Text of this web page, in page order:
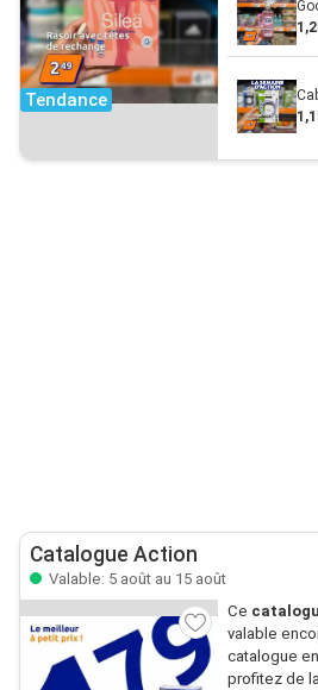
Tendance
Catalogue Action
Valable: 5 août au 15 août
Ce
valable
catalogue
profitez de